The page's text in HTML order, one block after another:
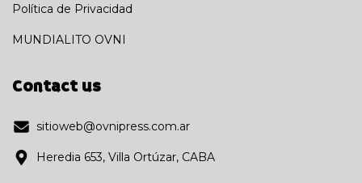
Política de Privacidad
MUNDIALITO OVNI
Contact us
sitioweb@ovnipress.com.ar
Heredia 653, Villa Ortúzar, CABA